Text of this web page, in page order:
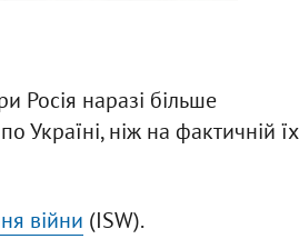
Росія наразі більше
Україні, ніж на фактичній їх
війни (ISW).